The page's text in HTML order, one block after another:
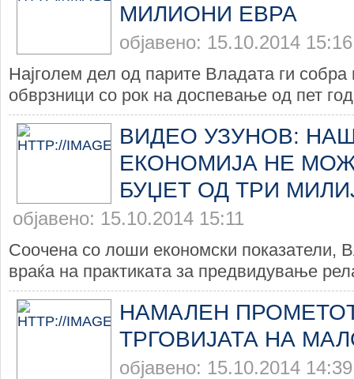
МИЛИОНИ ЕВРА
објавено: 15.10.2014 15:16
Најголем дел од парите Владата ги
обврзници со рок на доспевање од пет
ВИДЕО УЗУНОВ:
ЕКОНОМИЈА НЕ
БУЏЕТ ОД ТРИ
објавено: 15.10.2014 15:11
Соочена со лоши економски показатели,
враќа на практиката за предвидување
НАМАЛЕН
ТРГОВИЈАТА НА
објавено: 15.10.2014 14:39